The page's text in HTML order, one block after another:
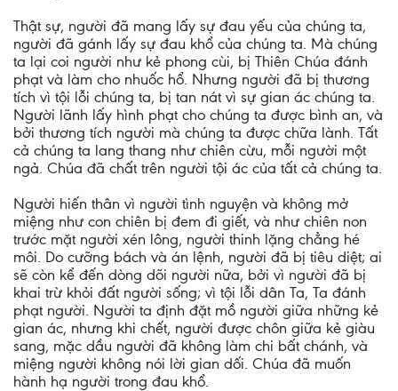
Thật sự, người đã mang lấy sự đau yếu của chúng ta,
người đã gánh lấy sự đau khổ của chúng ta. Mà chúng
ta lại coi người như kẻ phong cùi, bị Thiên Chúa đánh
phạt và làm cho nhuốc hổ. Nhưng người đã bị thương
tích vì tội lỗi chúng ta, bị tan nát vì sự gian ác chúng ta.
Người lãnh lấy hình phạt cho chúng ta được bình an, và
bởi thương tích người mà chúng ta được chữa lành. Tất
cả chúng ta lang thang như chiên cừu, mỗi người một
ngả. Chúa đã chất trên người tội ác của tất cả chúng ta.
Người hiến thân vì người tình nguyện và không mở
miệng như con chiên bị đem đi giết, và như chiên non
trước mặt người xén lông, người thinh lặng chẳng hé
môi. Do cưỡng bách và án lệnh, người đã bị tiêu diệt; ai
sẽ còn kể đến dòng dõi người nữa, bởi vì người đã bị
khai trừ khỏi đất người sống; vì tội lỗi dân Ta, Ta đánh
phạt người. Người ta định đặt mồ người giữa những kẻ
gian ác, nhưng khi chết, người được chôn giữa kẻ giàu
sang, mặc dầu người đã không làm chi bất chánh, và
miệng người không nói lời gian dối. Chúa đã muốn
hành hạ người trong đau khổ.